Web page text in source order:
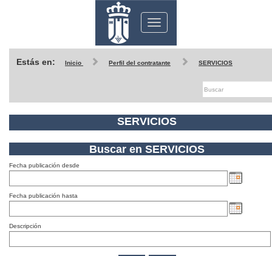
Toggle
navigation
Estás en: Inicio Perfil del contratante SERVICIOS
SERVICIOS
Buscar en SERVICIOS
Fecha publicación desde
Fecha publicación hasta
Descripción